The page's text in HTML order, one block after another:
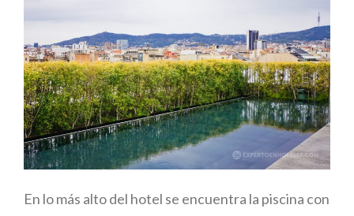
En lo más alto del hotel se encuentra la piscina con